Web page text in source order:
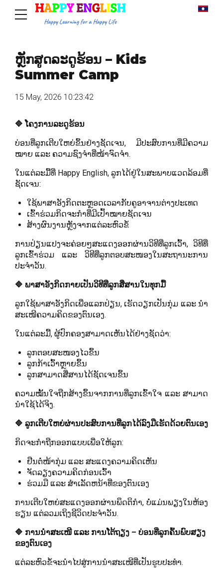
ຫຼັກສູດລະດູຮ້ອນ – Kids
Summer Camp
15 May, 2026 10:23:42
🔷 ໂຄງການລະດູຮ້ອນ
ບ່ອນທີ່ລູກເຕີບໃຫຍ່ຂຶ້ນຢ່າງຊັດເຈນ, ມີປະສົບການທີ່ມີຄວາມ
ໝາຍ ແລະ ຄວາມຊົງຈຳທີ່ໜ້າຈົດຈຳ.
ໃນແຕ່ລະມື້ທີ່ Happy English, ລູກໄດ້ຢູ່ໃນສະພາບແວດລ້ອມທີ່
ຊັດເຈນ:
ໃຊ້ພາສາອັງກິດຕະຫຼອດເວລາກັບຄູອາຈານຕ່າງປະເທດ
ເຂົ້າຮ່ວມກິດຈະກຳທີ່ມີເປົ້າໝາຍຊັດເຈນ
ສ້າງຜົນງານຫຼັງຈາກແຕ່ລະຫົວຂໍ້
ການປ່ຽນແປງຈະຄ່ອຍໆສະແດງອອກຜ່ານວິທີທີ່ລູກເວົ້າ, ວິທີທີ່
ລູກເຂົ້າຮ່ວມ ແລະ ວິທີທີ່ລູກຕອບສະໜອງໃນສະຖານະການ
ປະຈຳວັນ.
🔷 ພາສາອັງກິດກາຍເປັນວິທີທີ່ລູກສື່ສານໃນທຸກມື້
ລູກໃຊ້ພາສາອັງກິດເພື່ອແລກປ່ຽນ, ເຮັດວຽກເປັນກຸ່ມ ແລະ ນຳ
ສະເໜີຄວາມຄິດຂອງຕົນເອງ.
ໃນແຕ່ລະມື້, ຜູ້ປົກຄອງສາມາດເຫັນໄດ້ຢ່າງຊັດວ່າ:
ລູກຕອບສະໜອງໄວຂຶ້ນ
ລູກກ້າເວົ້າຫຼາຍຂຶ້ນ
ລູກສາມາດສື່ສານໄດ້ຊັດເຈນຂຶ້ນ
ຄວາມໝັ້ນໃຈຖືກສ້າງຂຶ້ນຈາກການທີ່ລູກເຂົ້າໃຈ ແລະ ສາມາດ
ນຳໃຊ້ໄດ້ຈິງ.
🔷 ລູກເຕີບໃຫຍ່ຜ່ານປະສົບການທີ່ລູກໄດ້ລົງມືເຮັດດ້ວຍຕົນເອງ
ກິດຈະກຳຖືກອອກແບບເພື່ອໃຫ້ລູກ:
ຢືນຕໍ່ໜ້າກຸ່ມ ແລະ ສະແດງຄວາມຄິດເຫັນ
ຈັດລຽງຄວາມຄິດກ່ອນເວົ້າ
ຮ່ວມມື ແລະ ສຳເລັດຫນ້າທີ່ຂອງຕົນເອງ
ການເຕີບໃຫຍ່ສະແດງອອກຜ່ານພຶດຕິກຳ, ບໍ່ແມ່ນພຽງໃນຫ້ອງ
ຮຽນ ແຕ່ລວມເຖິງຊີວິດປະຈຳວັນ.
🔷 ການນຳສະເໜີ ແລະ ການໂຕ້ຖຽງ – ບ່ອນທີ່ລູກຄົ້ນພົບສຽງ
ຂອງຕົນເອງ
ແຕ່ລະຫົວຂໍ້ຈະນຳໄປສູ່ການນຳສະເໜີທີ່ເປັນຮູບປະທຳ.